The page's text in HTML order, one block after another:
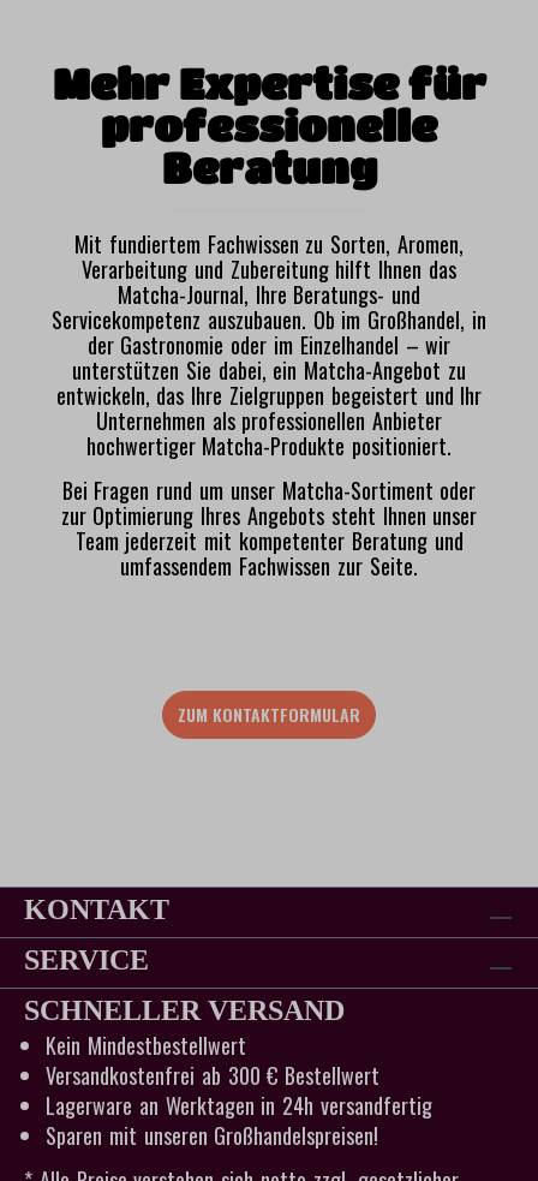
Mehr Expertise für
professionelle
Beratung
Mit fundiertem Fachwissen zu Sorten, Aromen,
Verarbeitung und Zubereitung hilft Ihnen das
Matcha-Journal, Ihre Beratungs- und
Servicekompetenz auszubauen. Ob im Großhandel, in
der Gastronomie oder im Einzelhandel – wir
unterstützen Sie dabei, ein Matcha-Angebot zu
entwickeln, das Ihre Zielgruppen begeistert und Ihr
Unternehmen als professionellen Anbieter
hochwertiger Matcha-Produkte positioniert.
Bei Fragen rund um unser Matcha-Sortiment oder
zur Optimierung Ihres Angebots steht Ihnen unser
Team jederzeit mit kompetenter Beratung und
umfassendem Fachwissen zur Seite.
ZUM KONTAKTFORMULAR
KONTAKT
SERVICE
SCHNELLER VERSAND
Kein Mindestbestellwert
Versandkostenfrei ab 300 € Bestellwert
Lagerware an Werktagen in 24h versandfertig
Sparen mit unseren Großhandelspreisen!